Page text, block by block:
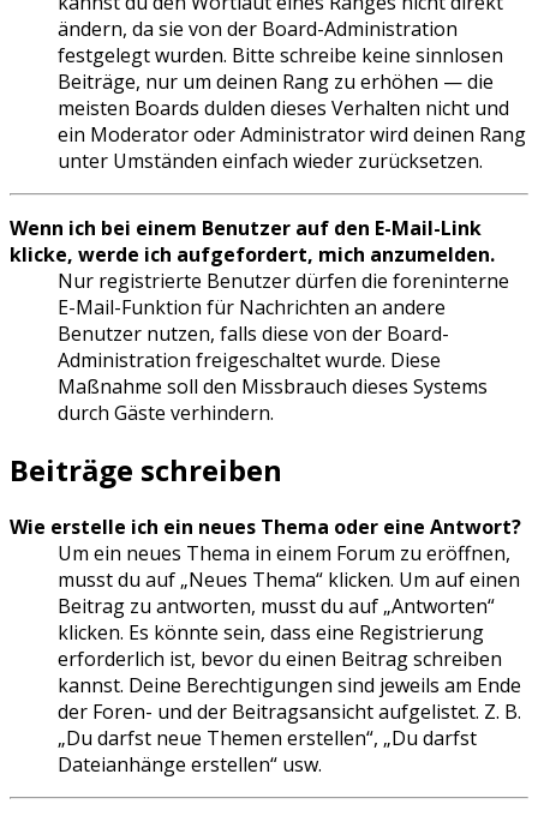
ändern, da sie von der Board-Administration
festgelegt wurden. Bitte schreibe keine sinnlosen
Beiträge, nur um deinen Rang zu erhöhen — die
meisten Boards dulden dieses Verhalten nicht und
ein Moderator oder Administrator wird deinen Rang
unter Umständen einfach wieder zurücksetzen.
Wenn ich bei einem Benutzer auf den E-Mail-Link
klicke, werde ich aufgefordert, mich anzumelden.
Nur registrierte Benutzer dürfen die foreninterne
E-Mail-Funktion für Nachrichten an andere
Benutzer nutzen, falls diese von der Board-
Administration freigeschaltet wurde. Diese
Maßnahme soll den Missbrauch dieses Systems
durch Gäste verhindern.
Beiträge schreiben
Wie erstelle ich ein neues Thema oder eine Antwort?
Um ein neues Thema in einem Forum zu eröffnen,
musst du auf „Neues Thema“ klicken. Um auf einen
Beitrag zu antworten, musst du auf „Antworten“
klicken. Es könnte sein, dass eine Registrierung
erforderlich ist, bevor du einen Beitrag schreiben
kannst. Deine Berechtigungen sind jeweils am Ende
der Foren- und der Beitragsansicht aufgelistet. Z. B.
„Du darfst neue Themen erstellen“, „Du darfst
Dateianhänge erstellen“ usw.